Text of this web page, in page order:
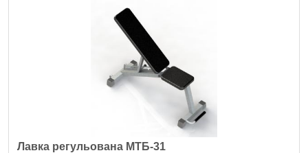
Лавка регульована МТБ-31